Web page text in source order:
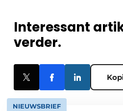
Interessant
verder.
NIEUWSBRIEF